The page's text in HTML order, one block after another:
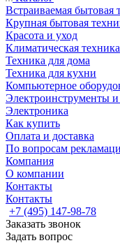
Встраиваемая бытовая
Крупная бытовая
Красота и уход
Климатическая техника
Техника для дома
Техника для кухни
Компьютерное
Электроинструменты и
Электроника
Как купить
Оплата и доставка
По вопросам
Компания
О компании
Контакты
Контакты
+7 (495) 147-98-78
Заказать звонок
Задать вопрос